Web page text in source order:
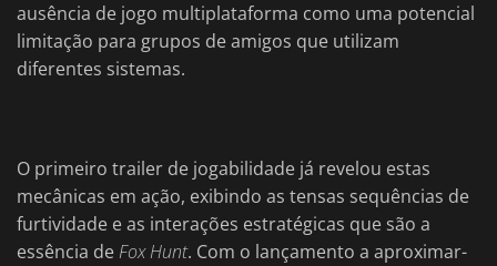
ausência de jogo multiplataforma como uma potencial
limitação para grupos de amigos que utilizam
diferentes sistemas.
O primeiro trailer de jogabilidade já revelou estas
mecânicas em ação, exibindo as tensas sequências de
furtividade e as interações estratégicas que são a
essência deFox Hunt. Com o lançamento a aproximar-